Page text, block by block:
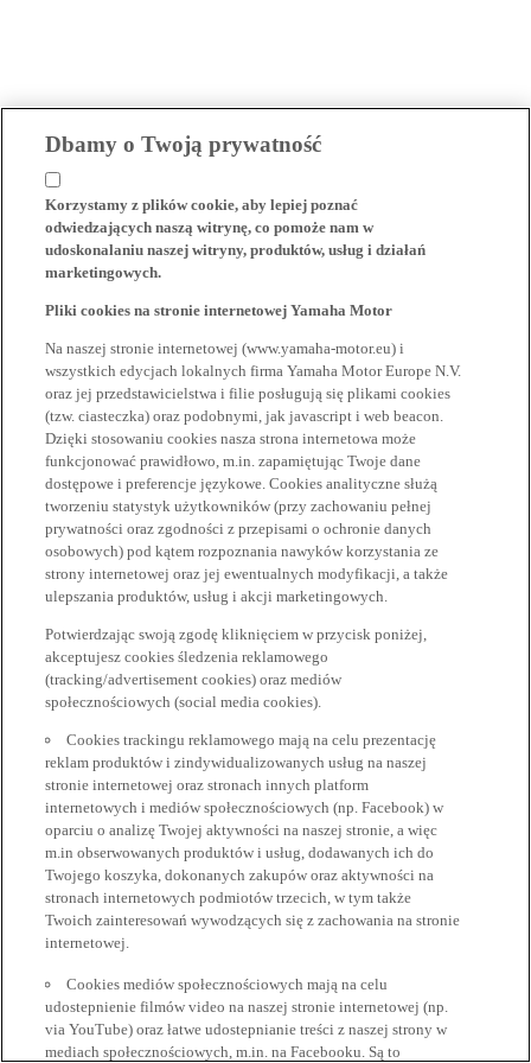
Dbamy o Twoją prywatność
Korzystamy z plików cookie, aby lepiej poznać
odwiedzających naszą witrynę, co pomoże nam w
udoskonalaniu naszej witryny, produktów, usług i działań
marketingowych.
Pliki cookies na stronie internetowej Yamaha Motor
Na naszej stronie internetowej (www.yamaha-motor.eu) i
wszystkich edycjach lokalnych firma Yamaha Motor Europe N.V.
oraz jej przedstawicielstwa i filie posługują się plikami cookies
(tzw. ciasteczka) oraz podobnymi, jak javascript i web beacon.
Dzięki stosowaniu cookies nasza strona internetowa może
funkcjonować prawidłowo, m.in. zapamiętując Twoje dane
dostępowe i preferencje językowe. Cookies analityczne służą
tworzeniu statystyk użytkowników (przy zachowaniu pełnej
prywatności oraz zgodności z przepisami o ochronie danych
osobowych) pod kątem rozpoznania nawyków korzystania ze
strony internetowej oraz jej ewentualnych modyfikacji, a także
ulepszania produktów, usług i akcji marketingowych.
Potwierdzając swoją zgodę kliknięciem w przycisk poniżej,
akceptujesz cookies śledzenia reklamowego
(tracking/advertisement cookies) oraz mediów
społecznościowych (social media cookies).
Cookies trackingu reklamowego mają na celu prezentację
reklam produktów i zindywidualizowanych usług na naszej
stronie internetowej oraz stronach innych platform
internetowych i mediów społecznościowych (np. Facebook) w
oparciu o analizę Twojej aktywności na naszej stronie, a więc
m.in obserwowanych produktów i usług, dodawanych ich do
Twojego koszyka, dokonanych zakupów oraz aktywności na
stronach internetowych podmiotów trzecich, w tym także
Twoich zainteresowań wywodzących się z zachowania na stronie
internetowej.
Cookies mediów społecznościowych mają na celu
udostepnienie filmów video na naszej stronie internetowej (np.
via YouTube) oraz łatwe udostepnianie treści z naszej strony w
mediach społecznościowych, m.in. na Facebooku. Są to